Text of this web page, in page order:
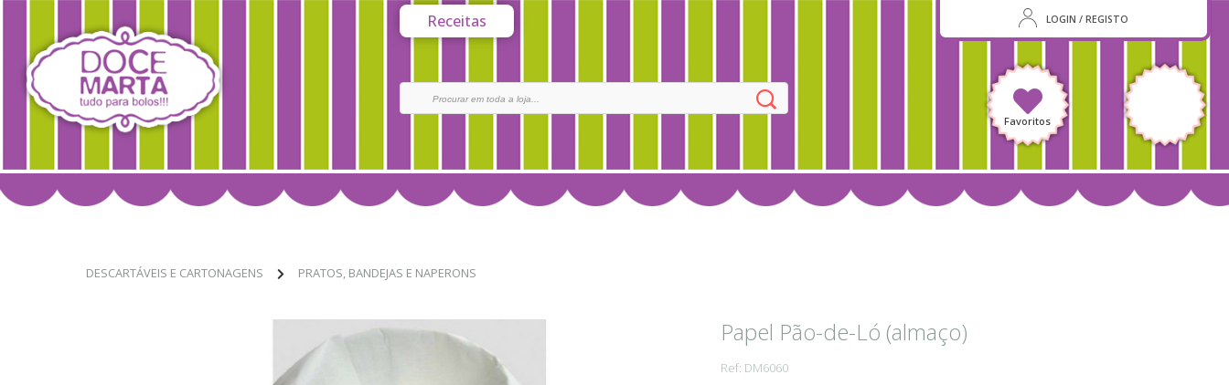
Receitas LOGIN / REGISTO
Favoritos
DESCARTÁVEIS E CARTONAGENS PRATOS, BANDEJAS E NAPERONS
Papel Pão-de-Ló (almaço)
Ref: DM6060